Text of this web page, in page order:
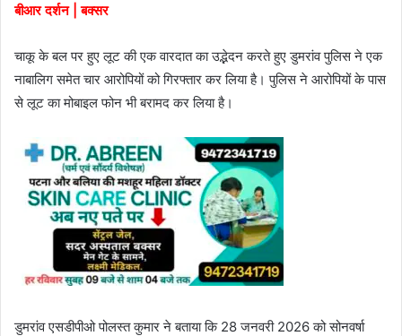
बीआर दर्शन | बक्सर
चाकू के बल पर हुए लूट की एक वारदात का उद्भेदन करते हुए डुमरांव पुलिस ने एक
नाबालिग समेत चार आरोपियों को गिरफ्तार कर लिया है। पुलिस ने आरोपियों के पास
से लूट का मोबाइल फोन भी बरामद कर लिया है।
डुमरांव एसडीपीओ पोलस्त कुमार ने बताया कि 28 जनवरी 2026 को सोनवर्षा